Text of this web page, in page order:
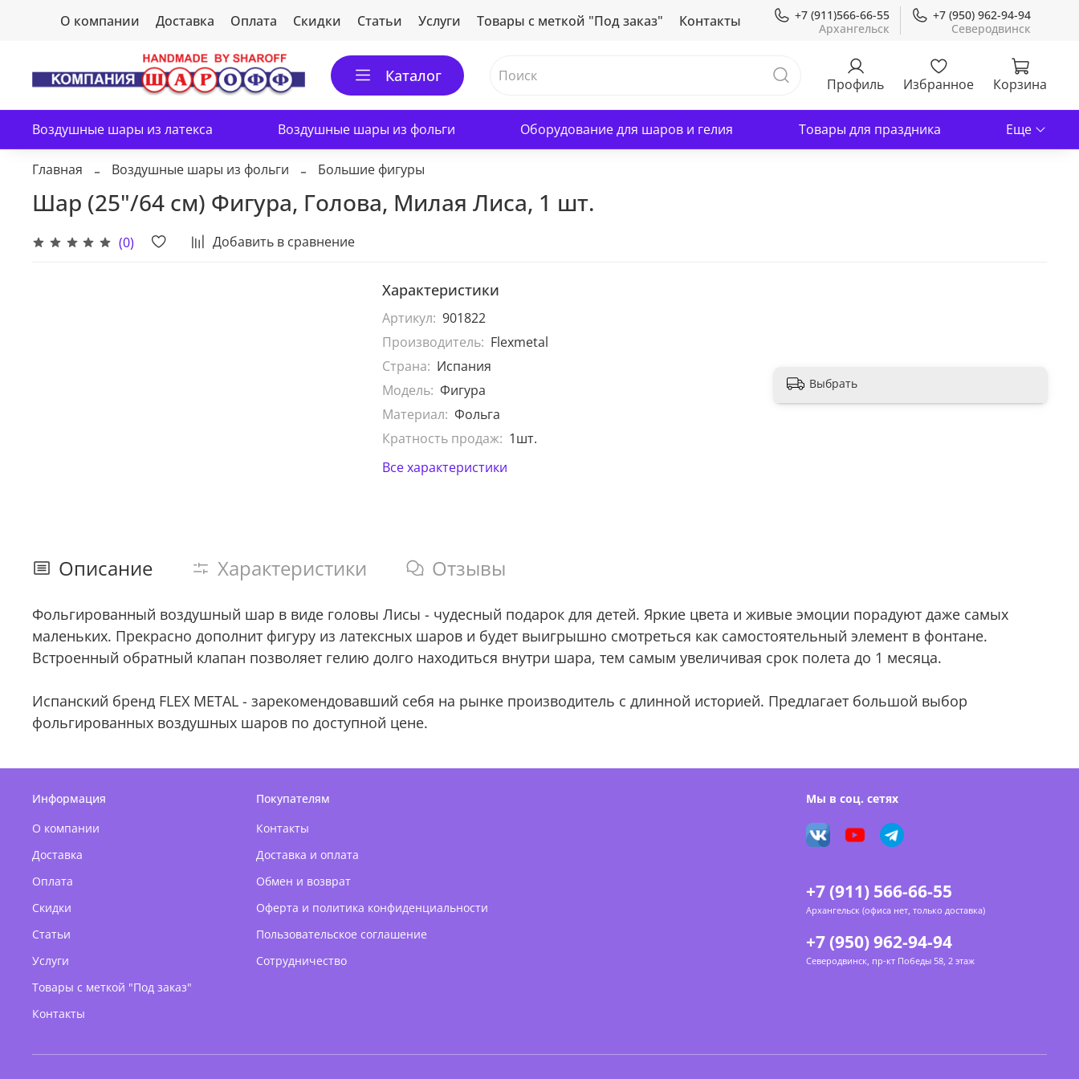
О компании Доставка Оплата Скидки Статьи Услуги Товары с меткой "Под заказ" Контакты +7 (911)566-66-55 +7 (950) 962-94-94
Каталог Профиль Избранное Корзина
Воздушные шары из латекса Воздушные шары из фольги Оборудование для шаров и гелия Товары для праздника Еще
Главная Воздушные шары из фольги Большие фигуры
Шар (25"/64 см) Фигура, Голова, Милая Лиса, 1 шт.
(0) Добавить в сравнение
Характеристики
Артикул: 901822
Производитель: Flexmetal
Страна: Испания
Модель: Фигура
Материал: Фольга
Кратность продаж: 1шт.
Все характеристики
Выбрать
Описание Характеристики Отзывы
Фольгированный воздушный шар в виде головы Лисы - чудесный подарок для детей. Яркие цвета и живые эмоции порадуют даже самых
маленьких. Прекрасно дополнит фигуру из латексных шаров и будет выигрышно смотреться как самостоятельный элемент в фонтане.
Встроенный обратный клапан позволяет гелию долго находиться внутри шара, тем самым увеличивая срок полета до 1 месяца.
Испанский бренд FLEX METAL - зарекомендовавший себя на рынке производитель с длинной историей. Предлагает большой выбор
фольгированных воздушных шаров по доступной цене.
Информация
О компании
Доставка
Оплата
Скидки
Статьи
Услуги
Товары с меткой "Под заказ"
Контакты
Покупателям
Контакты
Доставка и оплата
Обмен и возврат
Оферта и политика конфиденциальности
Пользовательское соглашение
Сотрудничество
Мы в соц. сетях
+7 (911) 566-66-55
Архангельск (офиса нет, только доставка)
+7 (950) 962-94-94
Северодвинск, пр-кт Победы 58, 2 этаж